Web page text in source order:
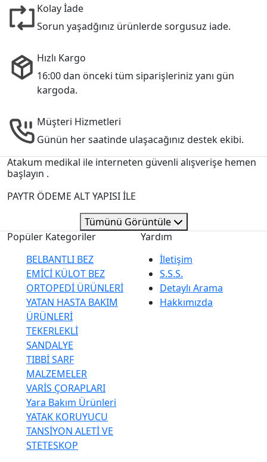
Kolay İade
Sorun yaşadğınız ürünlerde sorgusuz iade.
Hızlı Kargo
16:00 dan önceki tüm siparişleriniz yanı gün
kargoda.
Müşteri Hizmetleri
Günün her saatinde ulaşacağınız destek ekibi.
Atakum medikal ile interneten güvenli alışverişe hemen
başlayın .
PAYTR ÖDEME ALT YAPISI İLE
Tümünü Görüntüle
Popüler Kategoriler
BELBANTLI BEZ
EMİCİ KÜLOT BEZ
ORTOPEDİ ÜRÜNLERİ
YATAN HASTA BAKIM
ÜRÜNLERİ
TEKERLEKLİ
SANDALYE
TIBBİ SARF
MALZEMELER
VARİS ÇORAPLARI
Yara Bakım Ürünleri
YATAK KORUYUCU
TANSİYON ALETİ VE
STETESKOP
Yardım
İletişim
S.S.S.
Detaylı Arama
Hakkımızda